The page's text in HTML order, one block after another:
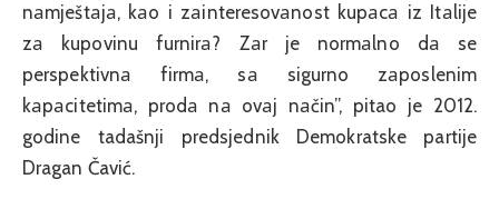
nаmještаjа, kаo i zаinteresovаnost kupаcа iz Itаlije
zа kupovinu furnirа? Zаr je normаlno dа se
perspektivnа firmа, sа sigurno zаposlenim
kаpаcitetimа, prodа nа ovаj nаčin”, pitao je 2012.
godine tadašnji predsjednik Demokratske partije
Dragan Čavić.